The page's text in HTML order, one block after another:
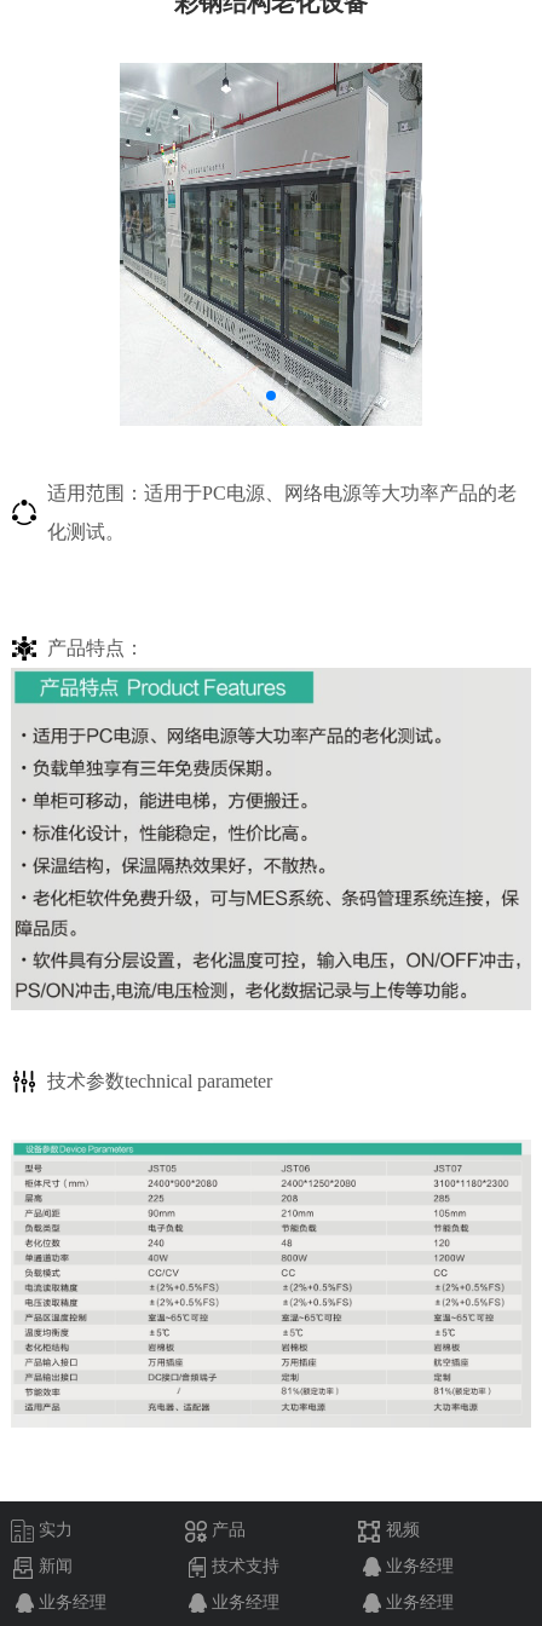
适用范围：适用于PC电源、网络电源等大功率产品的老
化测试。
产品特点：
技术参数technical parameter
实力 产品
视频
新闻
技术支持
业务经理
业务经理
业务经理 业务经理